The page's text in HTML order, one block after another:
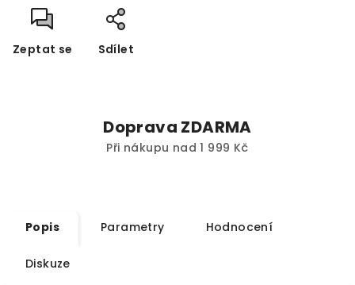
Zeptat se Sdílet
Doprava ZDARMA
Při nákupu nad 1 999 Kč
Popis Parametry Hodnocení
Diskuze